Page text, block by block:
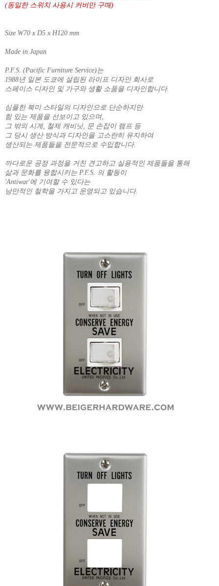
(동일한 스위치 사용시 커버만 구매)
Size W70 x D5 x H120 mm
Made in Japan
P.F.S. (Pacific Furniture Service)는
1988년 일본 도쿄에 설립된 라이프 디자인 회사로
스페이스 디자인 및 가구와 생활 소품을 디자인합니다.
심플한 북미 스타일의 디자인으로 단순하지만
힘 있는 제품을 선보이고 있으며,
그 밖의 시계, 철제 캐비닛, 문 손잡이 램프 등
그 당시 생산 방식과 디자인을 고스란히 유지하여
생산되는 제품들을 전문적으로 수입합니다.
까다로운 공정 과정을 거친 견고하고 실용적인 제품들을 통해
삶과 문화를 융합시키는 P.F.S. 의 활동이
'Antiwar'에 기여할 수 있다는
낭만적인 철학을 가지고 운영되고 있습니다.